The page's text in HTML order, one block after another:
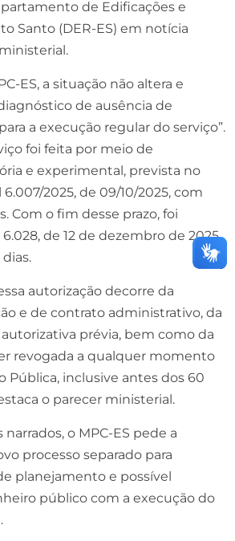
de Edificações e
Santo (DER-ES) em notícia
ES, a situação não altera e
de ausência de
a execução regular do serviço”.
foi feita por meio de
e experimental, prevista no
2025, de 09/10/2025, com
Com o fim desse prazo, foi
de 12 de dezembro de 2025,
autorização decorre da
e de contrato administrativo, da
prévia, bem como da
revogada a qualquer momento
Pública, inclusive antes dos 60
o parecer ministerial.
narrados, o MPC-ES pede a
processo separado para
planejamento e possível
público com a execução do